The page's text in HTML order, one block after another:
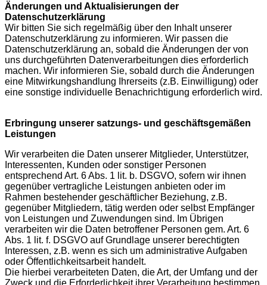
Änderungen und Aktualisierungen der
Datenschutzerklärung
Wir bitten Sie sich regelmäßig über den Inhalt unserer
Datenschutzerklärung zu informieren. Wir passen die
Datenschutzerklärung an, sobald die Änderungen der von
uns durchgeführten Datenverarbeitungen dies erforderlich
machen. Wir informieren Sie, sobald durch die Änderungen
eine Mitwirkungshandlung Ihrerseits (z.B. Einwilligung) oder
eine sonstige individuelle Benachrichtigung erforderlich wird.
Erbringung unserer satzungs- und geschäftsgemäßen
Leistungen
Wir verarbeiten die Daten unserer Mitglieder, Unterstützer,
Interessenten, Kunden oder sonstiger Personen
entsprechend Art. 6 Abs. 1 lit. b. DSGVO, sofern wir ihnen
gegenüber vertragliche Leistungen anbieten oder im
Rahmen bestehender geschäftlicher Beziehung, z.B.
gegenüber Mitgliedern, tätig werden oder selbst Empfänger
von Leistungen und Zuwendungen sind. Im Übrigen
verarbeiten wir die Daten betroffener Personen gem. Art. 6
Abs. 1 lit. f. DSGVO auf Grundlage unserer berechtigten
Interessen, z.B. wenn es sich um administrative Aufgaben
oder Öffentlichkeitsarbeit handelt.
Die hierbei verarbeiteten Daten, die Art, der Umfang und der
Zweck und die Erforderlichkeit ihrer Verarbeitung bestimmen